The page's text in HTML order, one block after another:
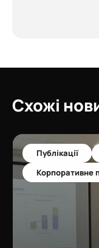
Схожі
Публікації
Корпоративне